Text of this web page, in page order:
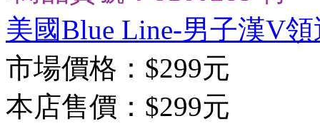
美國Blue Line-男子漢V
市場價格： $299元
本店售價： $299元